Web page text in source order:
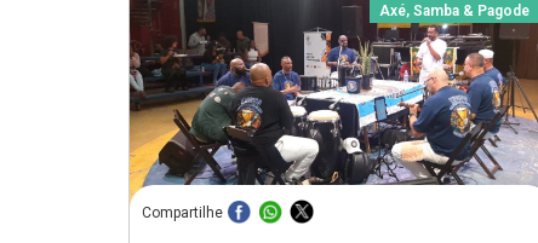
Axé, Samba & Pagode
Compartilhe